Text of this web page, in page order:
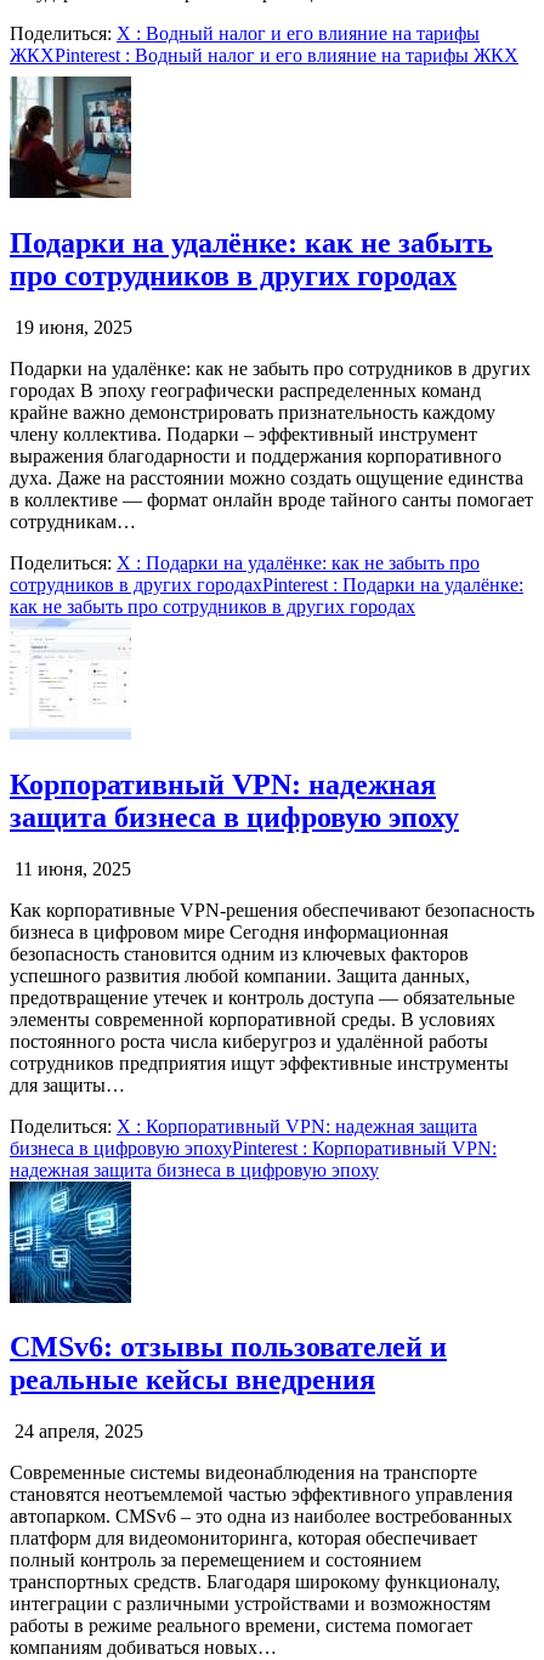
Поделиться: X : Водный налог и его влияние на тарифы
ЖКХPinterest : Водный налог и его влияние на тарифы ЖКХ
Подарки на удалёнке: как не забыть
про сотрудников в других городах
19 июня, 2025
Подарки на удалёнке: как не забыть про сотрудников в других
городах В эпоху географически распределенных команд
крайне важно демонстрировать признательность каждому
члену коллектива. Подарки – эффективный инструмент
выражения благодарности и поддержания корпоративного
духа. Даже на расстоянии можно создать ощущение единства
в коллективе — формат онлайн вроде тайного санты помогает
сотрудникам…
Поделиться: X : Подарки на удалёнке: как не забыть про
сотрудников в других городахPinterest : Подарки на удалёнке:
как не забыть про сотрудников в других городах
Корпоративный VPN: надежная
защита бизнеса в цифровую эпоху
11 июня, 2025
Как корпоративные VPN-решения обеспечивают безопасность
бизнеса в цифровом мире Сегодня информационная
безопасность становится одним из ключевых факторов
успешного развития любой компании. Защита данных,
предотвращение утечек и контроль доступа — обязательные
элементы современной корпоративной среды. В условиях
постоянного роста числа киберугроз и удалённой работы
сотрудников предприятия ищут эффективные инструменты
для защиты…
Поделиться: X : Корпоративный VPN: надежная защита
бизнеса в цифровую эпохуPinterest : Корпоративный VPN:
надежная защита бизнеса в цифровую эпоху
CMSv6: отзывы пользователей и
реальные кейсы внедрения
24 апреля, 2025
Современные системы видеонаблюдения на транспорте
становятся неотъемлемой частью эффективного управления
автопарком. CMSv6 – это одна из наиболее востребованных
платформ для видеомониторинга, которая обеспечивает
полный контроль за перемещением и состоянием
транспортных средств. Благодаря широкому функционалу,
интеграции с различными устройствами и возможностям
работы в режиме реального времени, система помогает
компаниям добиваться новых…